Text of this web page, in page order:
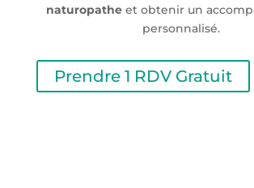
naturopathe et obtenir un
personnalisé.
Prendre 1 RDV Gratuit